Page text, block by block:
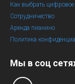
Как выбрать
Сотрудничество
Аренда пианино
Политика
Мы в соц